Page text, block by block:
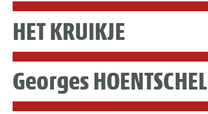
HET KRUIKJE
Georges HOENTSCHEL